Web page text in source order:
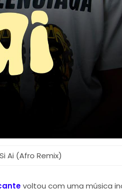
Ai (Afro Remix)
voltou com uma música